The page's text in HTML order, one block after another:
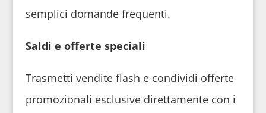
semplici domande frequenti.
Saldi e offerte speciali
Trasmetti vendite flash e condividi offerte
promozionali esclusive direttamente con i